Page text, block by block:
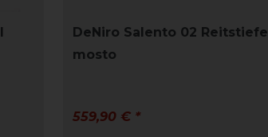
DeNiro Salento 02 Reitstiefel
mosto
559,90 € *